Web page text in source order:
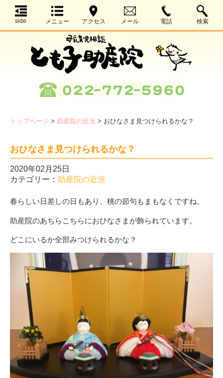
side メニュー アクセス メール 電話 検索
トップページ > 助産院の近況 > おひなさま見つけられるかな？
おひなさま見つけられるかな？
2020年02月25日
カテゴリー： 助産院の近況
春らしい日差しの日もあり、桃の節句もまもなくですね。
助産院のあちらこちらにおひなさまが飾られています。
どこにいるか全部みつけられるかな？